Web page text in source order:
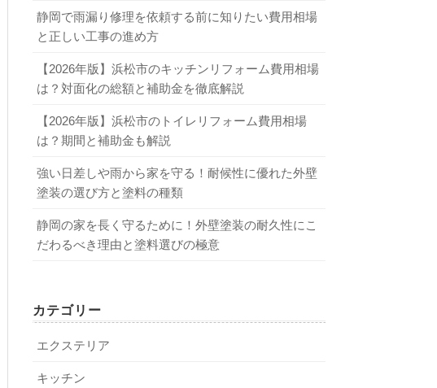
静岡で雨漏り修理を依頼する前に知りたい費用相場
と正しい工事の進め方
【2026年版】浜松市のキッチンリフォーム費用相場
は？対面化の総額と補助金を徹底解説
【2026年版】浜松市のトイレリフォーム費用相場
は？期間と補助金も解説
強い日差しや雨から家を守る！耐候性に優れた外壁
塗装の選び方と塗料の種類
静岡の家を長く守るために！外壁塗装の耐久性にこ
だわるべき理由と塗料選びの極意
カテゴリー
エクステリア
キッチン